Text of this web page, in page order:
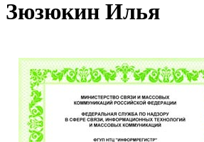
Зюзюкин Илья